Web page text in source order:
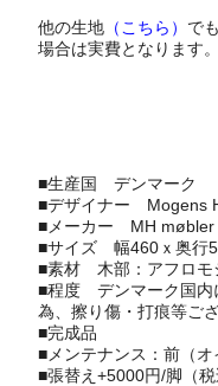
他の生地 （こちら） で
場合は実費となります。
■生産国デンマーク
■デザイナー Mogens
■メーカー MH møbler
■サイズ 幅460ｘ奥行
■素材 木部：アフロ
■程度 デンマーク国内
為、擦り傷・打痕等ご
■完成品
■メンテナンス：前（オ
■張替え+5000円/脚（税